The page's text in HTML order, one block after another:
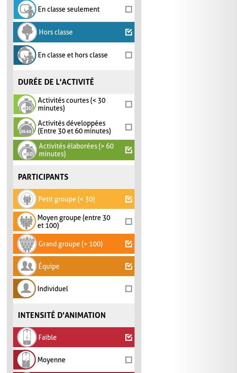
En classe seulement
Hors classe
En classe et hors classe
DURÉE DE L'ACTIVITÉ
Activités courtes (< 30
minutes)
Activités développées
(Entre 30 et 60 minutes)
Activités élaborées (> 60
minutes)
PARTICIPANTS
Petit groupe (< 30)
Moyen groupe (entre 30
et 100)
Grand groupe (> 100)
Équipe
Individuel
INTENSITÉ D'ANIMATION
Faible
Moyenne